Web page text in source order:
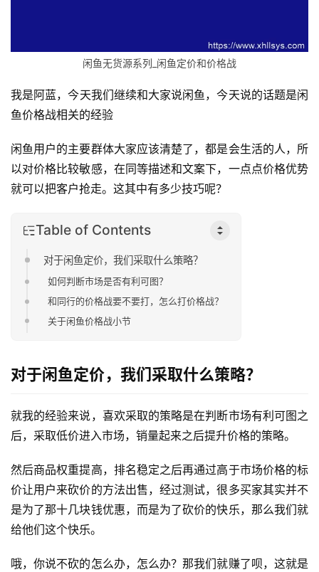
闲鱼无货源系列_闲鱼定价和价格战
​我是阿蓝，今天我们继续和大家说闲鱼，今天说的话题是闲
鱼价格战相关的经验
闲鱼用户的主要群体大家应该清楚了，都是会生活的人，所
以对价格比较敏感，在同等描述和文案下，一点点价格优势
就可以把客户抢走。这其中有多少技巧呢？
Table of Contents
对于闲鱼定价，我们采取什么策略？
如何判断市场是否有利可图？
和同行的价格战要不要打，怎么打价格战？
关于闲鱼价格战小节
对于闲鱼定价，我们采取什么策略？
就我的经验来说，喜欢采取的策略是在判断市场有利可图之
后，采取低价进入市场，销量起来之后提升价格的策略。
然后商品权重提高，排名稳定之后再通过高于市场价格的标
价让用户来砍价的方法出售，经过测试，很多买家其实并不
是为了那十几块钱优惠，而是为了砍价的快乐，那么我们就
给他们这个快乐。
哦，你说不砍的怎么办，怎么办？那我们就赚了呗，这就是